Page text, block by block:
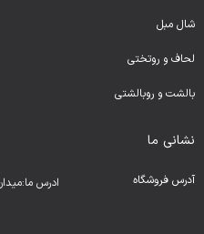
شال مبل
لحاف و روتختی
بالشت و روبالشتی
نشانی ما
آدرس فروشگاه